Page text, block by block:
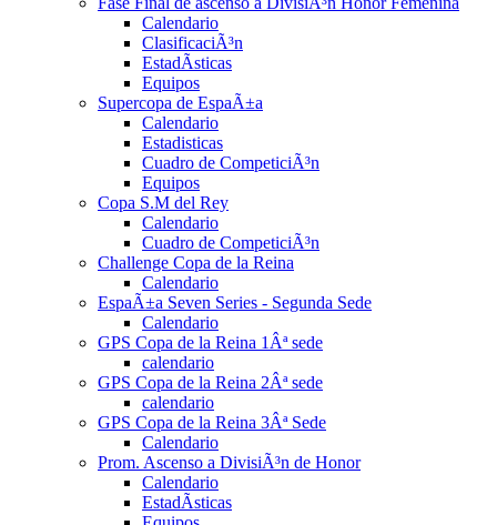
Calendario
ClasificaciÃ³n
EstadÃ­sticas
Equipos
Supercopa de EspaÃ±a
Calendario
Estadisticas
Cuadro de CompeticiÃ³n
Equipos
Copa S.M del Rey
Calendario
Cuadro de CompeticiÃ³n
Challenge Copa de la Reina
Calendario
EspaÃ±a Seven Series - Segunda Sede
Calendario
GPS Copa de la Reina 1Âª sede
calendario
GPS Copa de la Reina 2Âª sede
calendario
GPS Copa de la Reina 3Âª Sede
Calendario
Prom. Ascenso a DivisiÃ³n de Honor
Calendario
EstadÃ­sticas